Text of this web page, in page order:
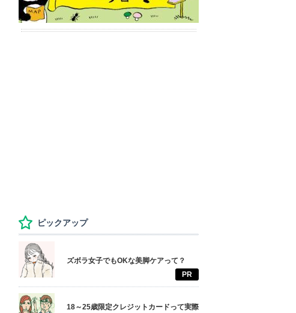
ピックアップ
ズボラ女子でもOKな美脚ケアって？
PR
18～25歳限定クレジットカードって実際